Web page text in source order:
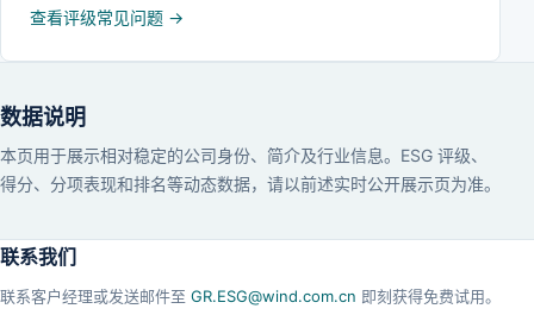
查看评级常见问题 →
数据说明
本页用于展示相对稳定的公司身份、简介及行业信息。ESG 评级、
得分、分项表现和排名等动态数据，请以前述实时公开展示页为准。
联系我们
联系客户经理或发送邮件至 GR.ESG@wind.com.cn 即刻获得免费试用。